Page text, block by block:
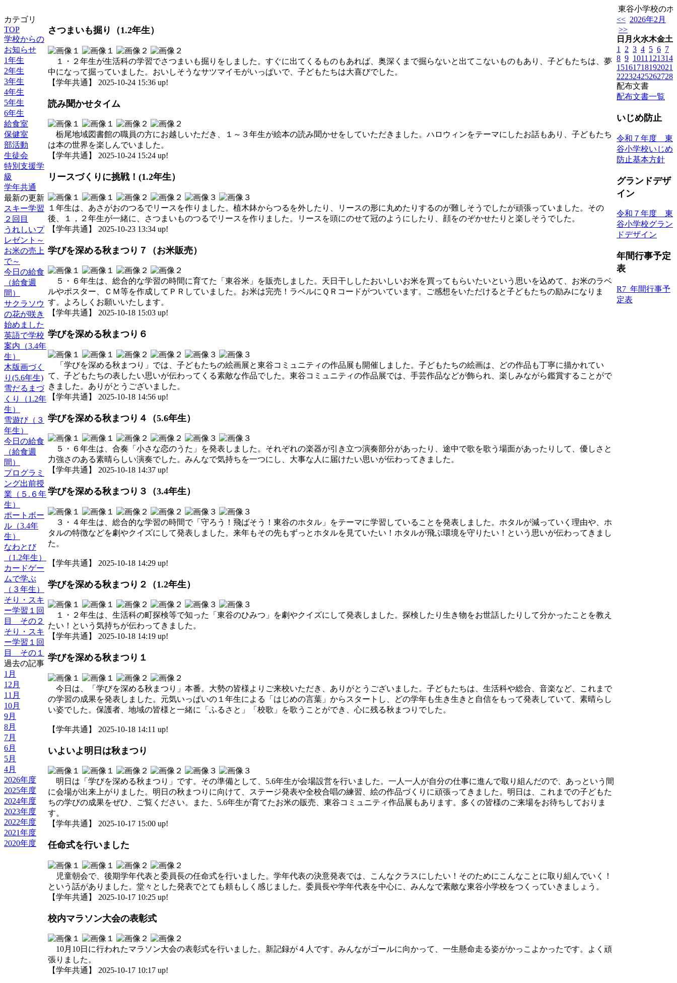
東谷小学校のホ
カテゴリ
TOP
学校からの
お知らせ
1年生
2年生
3年生
4年生
5年生
6年生
給食室
保健室
部活動
生徒会
特別支援学
級
学年共通
最新の更新
スキー学習
２回目
うれしいプ
レゼント～
お米の売上
で～
今日の給食
（給食週
間）
サクラソウ
の花が咲き
始めました
英語で学校
案内（3.4年
生）
木版画づく
り(5.6年生)
雪だるまづ
くり（1.2年
生）
雪遊び（３
年生）
今日の給食
（給食週
間）
プログラミ
ング出前授
業（５.６年
生）
ポートボー
ル（3.4年
生）
なわとび
（1.2年生）
カードゲー
ムで学ぶ
（３年生）
そり・スキ
ー学習１回
目 その２
そり・スキ
ー学習１回
目 その１
過去の記事
1月
12月
11月
10月
9月
8月
7月
6月
5月
4月
2026年度
2025年度
2024年度
2023年度
2022年度
2021年度
2020年度
さつまいも掘り（1.2年生）
１・２年生が生活科の学習でさつまいも掘りをしました。すぐに出てくるものもあれば、奥深くまで掘らないと出てこないものもあり、子どもたちは、夢
中になって掘っていました。おいしそうなサツマイモがいっぱいで、子どもたちは大喜びでした。
【学年共通】 2025-10-24 15:36 up!
読み聞かせタイム
栃尾地域図書館の職員の方にお越しいただき、１～３年生が絵本の読み聞かせをしていただきました。ハロウィンをテーマにしたお話もあり、子どもたち
は本の世界を楽しんでいました。
【学年共通】 2025-10-24 15:24 up!
リースづくりに挑戦！(1.2年生）
１年生は、あさがおのつるでリースを作りました。植木鉢からつるを外したり、リースの形に丸めたりするのが難しそうでしたが頑張っていました。その
後、１，２年生が一緒に、さつまいものつるでリースを作りました。リースを頭にのせて冠のようにしたり、顔をのぞかせたりと楽しそうでした。
【学年共通】 2025-10-23 13:34 up!
学びを深める秋まつり７（お米販売）
５・６年生は、総合的な学習の時間に育てた「東谷米」を販売しました。天日干ししたおいしいお米を買ってもらいたいという思いを込めて、お米のラベ
ルやポスター、ＣＭ等を作成してＰＲしていました。お米は完売！ラベルにＱＲコードがついています。ご感想をいただけると子どもたちの励みになりま
す。よろしくお願いいたします。
【学年共通】 2025-10-18 15:03 up!
学びを深める秋まつり６
「学びを深める秋まつり」では、子どもたちの絵画展と東谷コミュニティの作品展も開催しました。子どもたちの絵画は、どの作品も丁寧に描かれてい
て、子どもたちの表したい思いが伝わってくる素敵な作品でした。東谷コミュニティの作品展では、手芸作品などが飾られ、楽しみながら鑑賞することがで
きました。ありがとうございました。
【学年共通】 2025-10-18 14:56 up!
学びを深める秋まつり４（5.6年生）
５・６年生は、合奏「小さな恋のうた」を発表しました。それぞれの楽器が引き立つ演奏部分があったり、途中で歌を歌う場面があったりして、優しさと
力強さのある素晴らしい演奏でした。みんなで気持ちを一つにし、大事な人に届けたい思いが伝わってきました。
【学年共通】 2025-10-18 14:37 up!
学びを深める秋まつり３（3.4年生）
３・４年生は、総合的な学習の時間で「守ろう！飛ばそう！東谷のホタル」をテーマに学習していることを発表しました。ホタルが減っていく理由や、ホ
タルの特徴などを劇やクイズにして発表しました。来年もその先もずっとホタルを見ていたい！ホタルが飛ぶ環境を守りたい！という思いが伝わってきまし
た。
【学年共通】 2025-10-18 14:29 up!
学びを深める秋まつり２（1.2年生）
１・２年生は、生活科の町探検等で知った「東谷のひみつ」を劇やクイズにして発表しました。探検したり生き物をお世話したりして分かったことを教え
たい！という気持ちが伝わってきました。
【学年共通】 2025-10-18 14:19 up!
学びを深める秋まつり１
今日は、「学びを深める秋まつり」本番。大勢の皆様よりご来校いただき、ありがとうございました。子どもたちは、生活科や総合、音楽など、これまで
の学習の成果を発表しました。元気いっぱいの１年生による「はじめの言葉」からスタートし、どの学年も生き生きと自信をもって発表していて、素晴らし
い姿でした。保護者、地域の皆様と一緒に「ふるさと」「校歌」を歌うことができ、心に残る秋まつりでした。
【学年共通】 2025-10-18 14:11 up!
いよいよ明日は秋まつり
明日は「学びを深める秋まつり」です。その準備として、5.6年生が会場設営を行いました。一人一人が自分の仕事に進んで取り組んだので、あっという間
に会場が出来上がりました。明日の秋まつりに向けて、ステージ発表や全校合唱の練習、絵の作品づくりに頑張ってきました。明日は、これまでの子どもた
ちの学びの成果をぜひ、ご覧ください。また、5.6年生が育てたお米の販売、東谷コミュニティ作品展もあります。多くの皆様のご来場をお待ちしておりま
す。
【学年共通】 2025-10-17 15:00 up!
任命式を行いました
児童朝会で、後期学年代表と委員長の任命式を行いました。学年代表の決意発表では、こんなクラスにしたい！そのためにこんなことに取り組んでいく！
という話がありました。堂々とした発表でとても頼もしく感じました。委員長や学年代表を中心に、みんなで素敵な東谷小学校をつくっていきましょう。
【学年共通】 2025-10-17 10:25 up!
校内マラソン大会の表彰式
10月10日に行われたマラソン大会の表彰式を行いました。新記録が４人です。みんながゴールに向かって、一生懸命走る姿がかっこよかったです。よく頑
張りました。
【学年共通】 2025-10-17 10:17 up!
<< 2026年2月
>>
日 月 火水木金土
1
2 3 4 5 6 7
8 9 1011 121314
15161718192021
22232425262728
配布文書
配布文書一覧
いじめ防止
令和７年度 東
谷小学校いじめ
防止基本方針
グランドデザ
イン
令和７年度 東
谷小学校グラン
ドデザイン
年間行事予定
表
R7_年間行事予
定表